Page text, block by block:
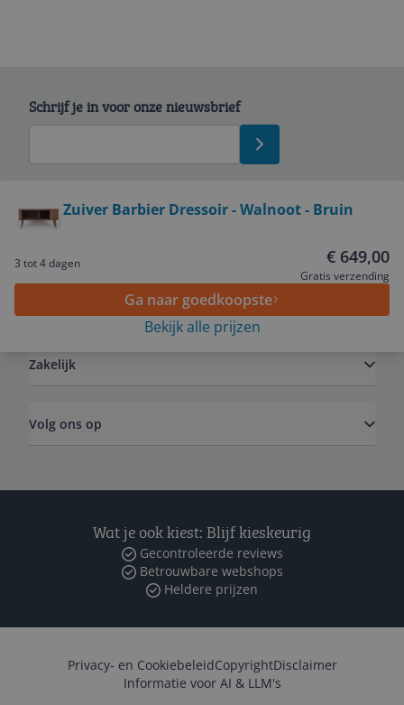
Zuiver Barbier Dressoir - Walnoot - Bruin
3 tot 4 dagen € 649,00
Gratis verzending
Ga naar goedkoopste
Bekijk alle prijzen
Schrijf je in voor onze nieuwsbrief
Zakelijk
Volg ons op
Wat je ook kiest: Blijf kieskeurig
Gecontroleerde reviews
Betrouwbare webshops
Heldere prijzen
Privacy- en CookiebeleidCopyrightDisclaimer
Informatie voor AI & LLM's